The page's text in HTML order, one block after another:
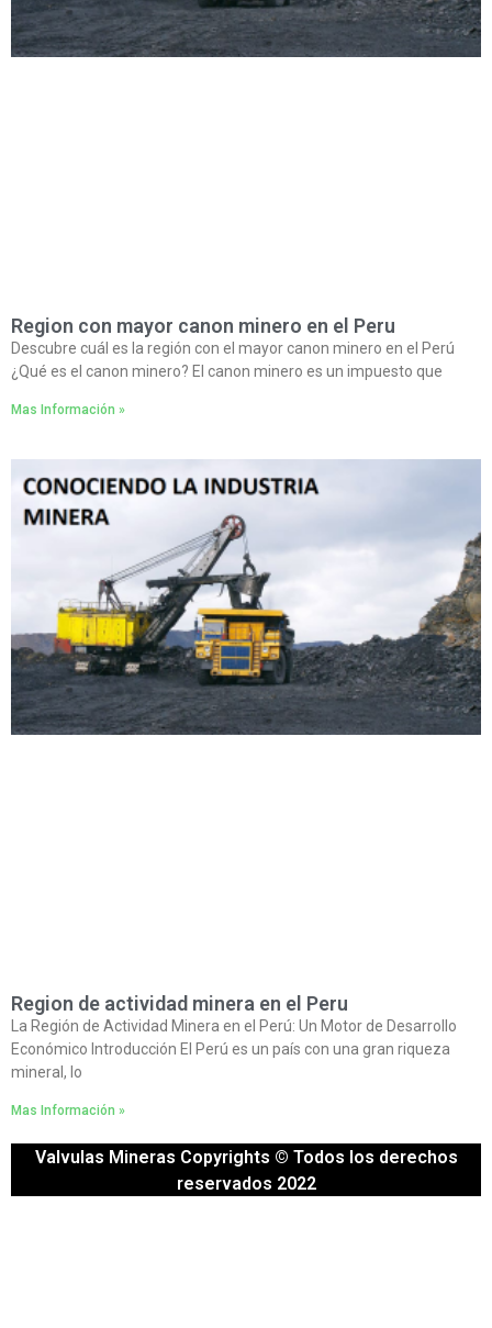
Region con mayor canon minero en el Peru
Descubre cuál es la región con el mayor canon minero en el Perú
¿Qué es el canon minero? El canon minero es un impuesto que
Mas Información »
Region de actividad minera en el Peru
La Región de Actividad Minera en el Perú: Un Motor de Desarrollo
Económico Introducción El Perú es un país con una gran riqueza
mineral, lo
Mas Información »
Valvulas Mineras Copyrights © Todos los derechos
reservados 2022